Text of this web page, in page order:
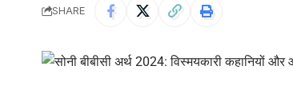
SHARE